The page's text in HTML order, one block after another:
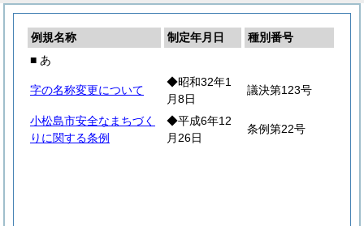
例規名称 制定年月日
種別番号
■ あ
字の名称変更について
◆昭和32年1
月8日
議決第123号
小松島市安全なまちづく
りに関する条例
◆平成6年12
月26日
条例第22号